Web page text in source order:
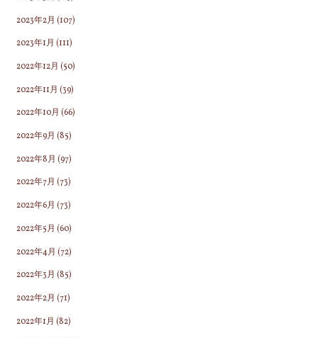
2023年2月 (107)
2023年1月 (111)
2022年12月 (50)
2022年11月 (39)
2022年10月 (66)
2022年9月 (85)
2022年8月 (97)
2022年7月 (73)
2022年6月 (73)
2022年5月 (60)
2022年4月 (72)
2022年3月 (85)
2022年2月 (71)
2022年1月 (82)